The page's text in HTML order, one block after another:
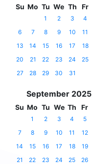
Su Mo Tu We Th Fr
1 2 3 4
6
7 8 9 10 11
13
14 15 16 17 18
20
21 22 23 24 25
27
28 29 30 31
September 2025
Su Mo Tu We Th Fr
1 2 3 4 5
7
8 9 10 11 12
14
15 16 17 18 19
21
22 23 24 25 26